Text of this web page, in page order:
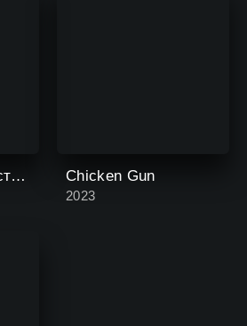
КУБУМ 3D: FPS стрелялки онлайн Chicken Gun
2023